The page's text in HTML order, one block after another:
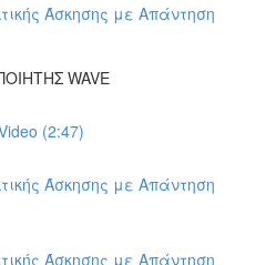
Άσκησης με Απάντηση
WAVE
(2:47)
Άσκησης με Απάντηση
Άσκησης με Απάντηση